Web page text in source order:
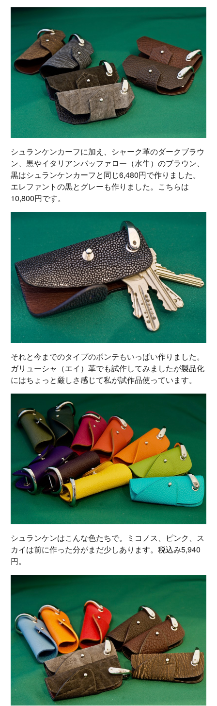
シュランケンカーフに加え、シャーク革のダークブラウ
ン、黒やイタリアンバッファロー（水牛）のブラウン、
黒はシュランケンカーフと同じ6,480円で作りました。
エレファントの黒とグレーも作りました。こちらは
10,800円です。
それと今までのタイプのポンテもいっぱい作りました。
ガリューシャ（エイ）革でも試作してみましたが製品化
にはちょっと厳しさ感じて私が試作品使っています。
シュランケンはこんな色たちで。ミコノス、ピンク、ス
カイは前に作った分がまだ少しあります。税込み5,940
円。